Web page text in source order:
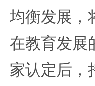
均衡发展，
在教育发展
家认定后，